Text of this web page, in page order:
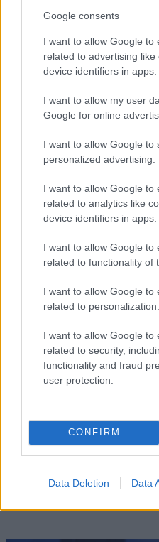
Google consents
I want to allow Google to
related to advertising
device identifiers in apps.
I want to allow my user
Google for online
I want to allow Google to
personalized advertising.
I want to allow Google to
related to analytics like
device identifiers in apps.
I want to allow Google to
related to functionality of
I want to allow Google to
related to personalization.
I want to allow Google to
related to security,
functionality and fraud
user protection.
CONFIRM
Data Deletion Data
06·08·2026 21:47
Τραγωδία στα Μάλια:
που πνίγηκε